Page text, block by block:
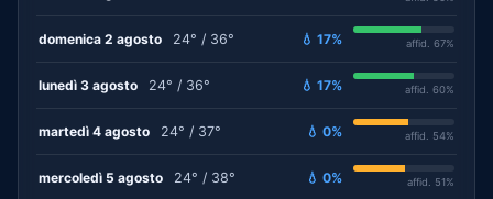
domenica 2 agosto 24° / 36° 💧 17% affid. 67%
lunedì 3 agosto 24° / 36° 💧 17% affid. 60%
martedì 4 agosto 24° / 37° 💧 0% affid. 54%
mercoledì 5 agosto 24° / 38° 💧 0% affid. 51%